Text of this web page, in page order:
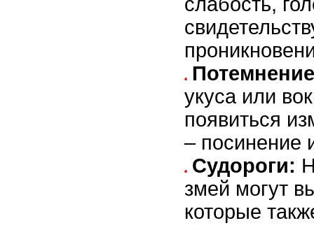
укуса или
появиться
– посинение
Судороги:
змей могут
которые